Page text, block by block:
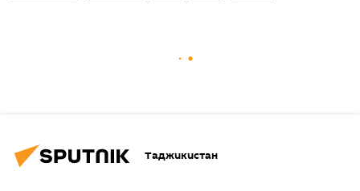
Таджикистан